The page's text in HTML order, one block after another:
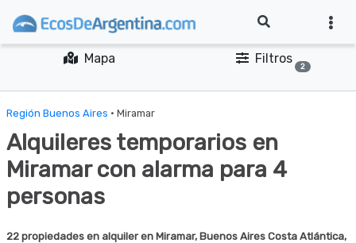
Mapa Filtros
2
Región Buenos Aires · Miramar
Alquileres temporarios en
Miramar con alarma para 4
personas
22 propiedades en alquiler en Miramar, Buenos Aires Costa Atlántica,